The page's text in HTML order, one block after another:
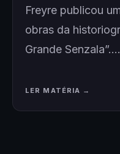
Freyre publicou
obras da
Grande Senzala”.…
LER MATÉRIA →